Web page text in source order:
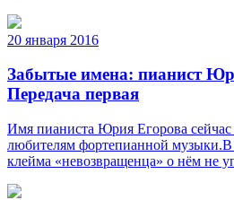
20 января 2016
Забытые имена: пианист
Передача первая
Имя пианиста Юрия Егорова сейчас
любителям фортепианной музыки.В
клейма «невозвращенца» о нём не